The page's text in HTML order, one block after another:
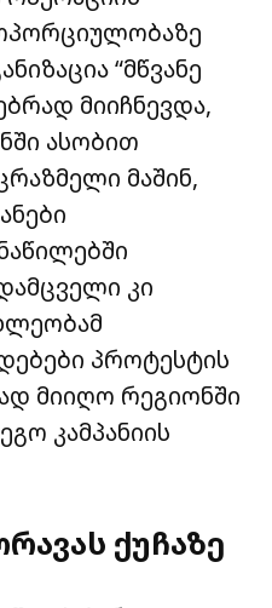
“მწვანე
მიიჩნევდა,
ასობით
მაშინ,
კი
პროტესტის
მიიღო რეგიონში
კამპანიის
ქუჩაზე